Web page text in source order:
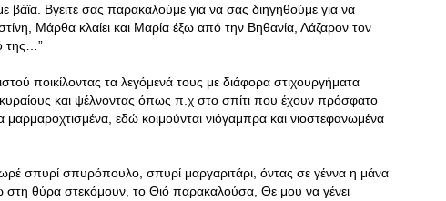
βάϊα. Bγείτε σας παρακαλούμε για να σας διηγηθούμε για να
Μάρθα κλαίει και Μαρία έξω από την Βηθανία, Λάζαρον τον
της…”
ποικίλοντας τα λεγόμενά τους με διάφορα στιχουργήματα
και ψέλνοντας όπως π.χ στο σπίτι που έχουν πρόσφατο
μαρμαροχτισμένα, εδώ κοιμούνται νιόγαμπρα και νιοστεφανωμένα
σπυρί σπυρόπουλο, σπυρί μαργαριτάρι, όντας σε γέννα η μάνα
θύρα στεκόμουν, το Θιό παρακαλούσα, Θε μου να γένει